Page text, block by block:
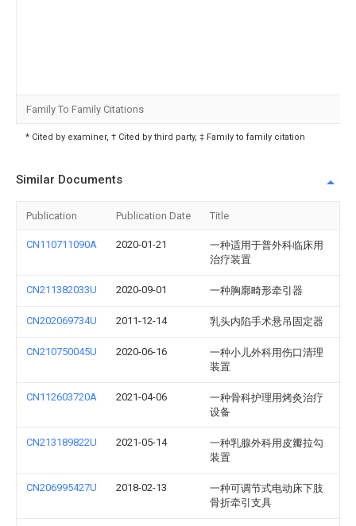
Family To Family Citations
* Cited by examiner, † Cited by third party, ‡ Family to family citation
Similar Documents
Publication Publication Date Title
CN110711090A 2020-01-21
一种适用于普外科临床用
治疗装置
CN211382033U 2020-09-01 一种胸廓畸形牵引器
CN202069734U 2011-12-14 乳头内陷手术悬吊固定器
CN210750045U 2020-06-16
一种小儿外科用伤口清理
装置
CN112603720A 2021-04-06
一种骨科护理用烤灸治疗
设备
CN213189822U 2021-05-14
一种乳腺外科用皮瓣拉勾
装置
CN206995427U 2018-02-13
一种可调节式电动床下肢
骨折牵引支具